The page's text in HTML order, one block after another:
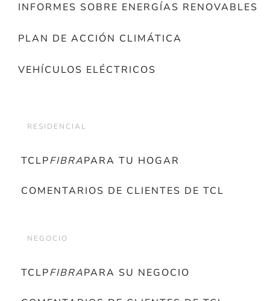
INFORMES SOBRE ENERGÍAS RENOVABLES
PLAN DE ACCIÓN CLIMÁTICA
VEHÍCULOS ELÉCTRICOS
RESIDENCIAL
TCLPFIBRAPARA TU HOGAR
COMENTARIOS DE CLIENTES DE TCL
NEGOCIO
TCLPFIBRAPARA SU NEGOCIO